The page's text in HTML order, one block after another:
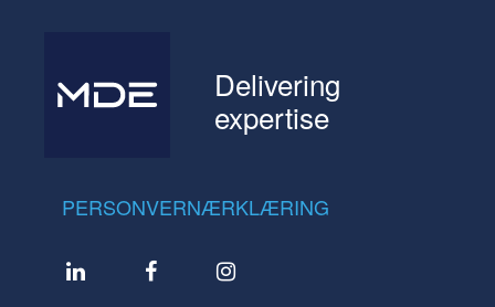
Delivering
expertise
PERSONVERNÆRKLÆRING